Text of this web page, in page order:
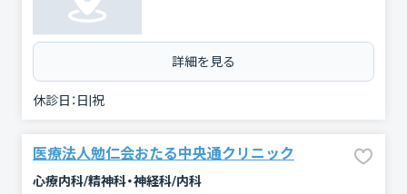
詳細を見る
休診日： 日|祝
医療法人勉仁会おたる中央通クリニック
心療内科/精神科・神経科/内科